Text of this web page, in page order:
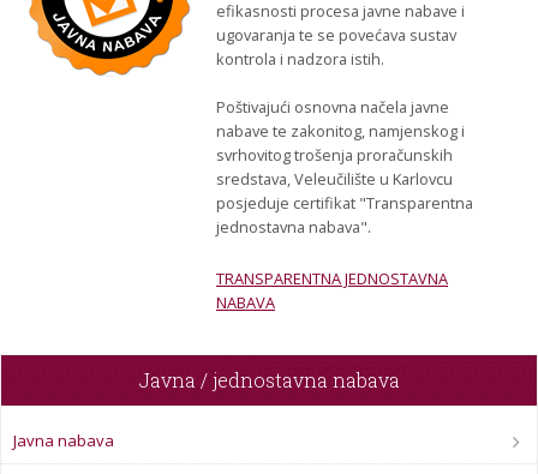
STROJARSTVOSKUP ZRZZ
efikasnosti procesa javne nabave i
ugovaranja te se povećava sustav
kontrola i nadzora istih.
Poštivajući osnovna načela javne
nabave te zakonitog, namjenskog i
svrhovitog trošenja proračunskih
sredstava, Veleučilište u Karlovcu
posjeduje certifikat "Transparentna
jednostavna nabava".
TRANSPARENTNA JEDNOSTAVNA
NABAVA
Javna / jednostavna nabava
Javna nabava